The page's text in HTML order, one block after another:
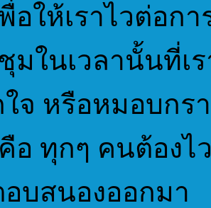
อให้เราไวต่อ
มในเวลานั้นที่เ
ใจ หรือหมอบก
อ ทุกๆ คนต้อง
อบสนองออกมา